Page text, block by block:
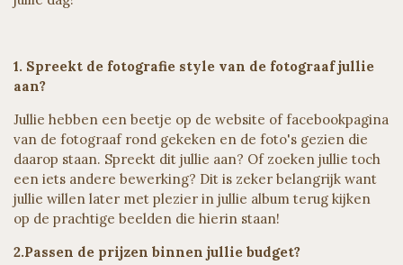
1. Spreekt de fotografie style van de fotograaf jullie
aan?
Jullie hebben een beetje op de website of facebookpagina
van de fotograaf rond gekeken en de foto's gezien die
daarop staan. Spreekt dit jullie aan? Of zoeken jullie toch
een iets andere bewerking? Dit is zeker belangrijk want
jullie willen later met plezier in jullie album terug kijken
op de prachtige beelden die hierin staan!
2.Passen de prijzen binnen jullie budget?